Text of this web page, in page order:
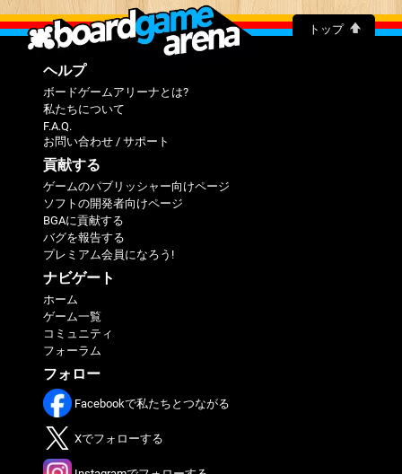
トップ
ヘルプ
ボードゲームアリーナとは?
私たちについて
F.A.Q.
お問い合わせ / サポート
貢献する
ゲームのパブリッシャー向けページ
ソフトの開発者向けページ
BGAに貢献する
バグを報告する
プレミアム会員になろう!
ナビゲート
ホーム
ゲーム一覧
コミュニティ
フォーラム
フォロー
Facebookで私たちとつながる
Xでフォローする